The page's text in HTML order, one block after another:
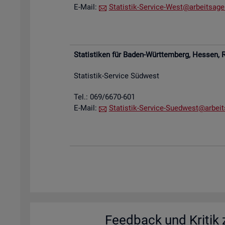
E-Mail:
Sta­tis­tik-Ser­vice-
Sta­tis­ti­ken für Baden-Würt­tem­berg, Hes­sen,
Sta­tis­tik-Ser­vice Süd­west
Tel.: 069/6670-601
E-Mail:
Sta­tis­tik-Ser­vice-
Feed­back und